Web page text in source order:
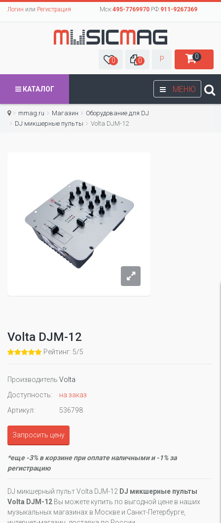
Логин или Регистрация Мск:495-7769970РФ:911-9267369
0 0 Р 0
МЕНЮ
КАТАЛОГ
mmag.ru Магазин
Оборудование для DJ
DJ микшерные пульты
Volta DJM-12
Volta DJM-12
Рейтинг: 5/5
Производитель Volta
Доступность:
на заказ
Артикул:
536798
Запросить цену
*еще -3% в корзине при оплате наличными и -1% за
регистрацию
DJ микшерный пульт Volta DJM-12 DJ микшерные пульты
Volta DJM-12 Вы можете купить по выгодной цене в наших
музыкальных магазинах в Москве и Санкт-Петербурге,